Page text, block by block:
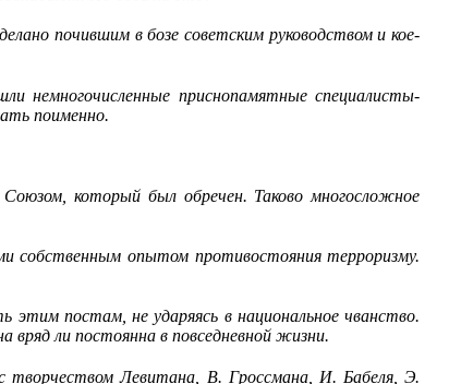
почившим в бозе советским руководством и кое-
немногочисленные приснопамятные специалисты-
поименно.
который был обречен. Таково многосложное
собственным опытом противостояния терроризму.
постам, не ударяясь в национальное чванство.
вряд ли постоянна в повседневной жизни.
творчеством Левитана, В. Гроссмана, И. Бабеля, Э.